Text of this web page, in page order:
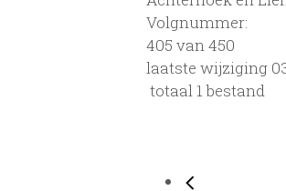
Volgnummer:
405 van 450
laatste wijziging
totaal 1 bestand